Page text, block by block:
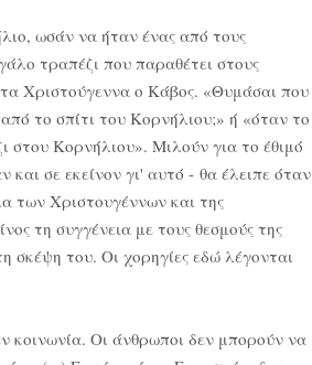
ωσάν να ήταν ένας από τους
τραπέζι που παραθέτει στους
Χριστούγεννα ο Κάβος. «Θυμάσαι που
το σπίτι του Κορνήλιου;» ή «όταν το
στου Κορνήλιου». Μιλούν για το έθιμό
σε εκείνον γι' αυτό - θα έλειπε όταν
των Χριστουγέννων και της
τη συγγένεια με τους θεσμούς της
σκέψη του. Οι χορηγίες εδώ λέγονται
κοινωνία. Οι άνθρωποι δεν μπορούν να